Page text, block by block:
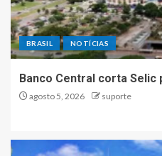
BRASIL NOTÍCIAS
Banco Central corta Selic
agosto 5, 2026 suporte